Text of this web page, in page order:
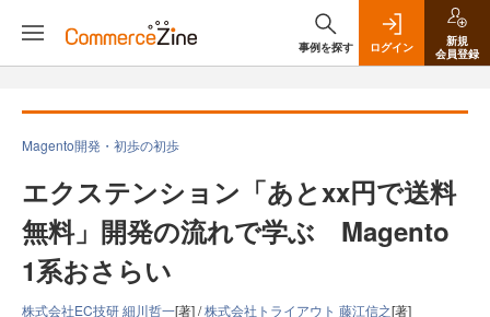
事例を探す ログイン
新規
会員登録
Magento開発・初歩の初歩
エクステンション「あとxx円で送料
無料」開発の流れで学ぶ Magento
1系おさらい
株式会社EC技研 細川哲一[著] /株式会社トライアウト 藤江信之[著]